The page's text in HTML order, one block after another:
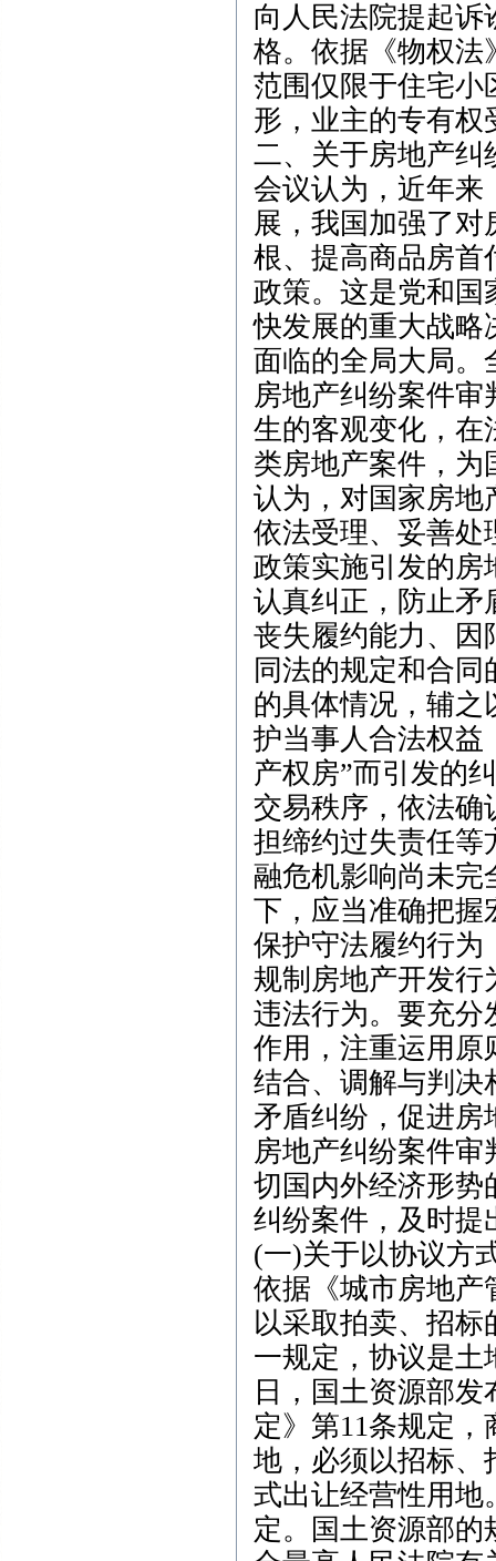
向人民法院提起诉
格。依据《物权法
范围仅限于住宅小
形，业主的专有权
二、关于房地产纠
会议认为，近年来
展，我国加强了
根、提高商品房首
政策。这是党和国
快发展的重大战略
面临的全局大局。
房地产纠纷案件
生的客观变化，在
类房地产案件，为
认为，对国家房地
依法受理、妥善处
政策实施引发的房
认真纠正，防止矛
丧失履约能力、因
同法的规定和合
的具体情况，辅之
护当事人合法权益
产权房”而引发的
交易秩序，依法确
担缔约过失责任等
融危机影响尚未完
下，应当准确把握
保护守法履约行为
规制房地产开发行
违法行为。要充分
作用，注重运用原
结合、调解与判决
矛盾纠纷，促进房
房地产纠纷案件
切国内外经济形势
纠纷案件，及时提
(一)关于以协议方
依据《城市房地产
以采取拍卖、招
一规定，协议是土
日，国土资源部
定》第11条规定
地，必须以招标、
式出让经营性用地
定。国土资源部